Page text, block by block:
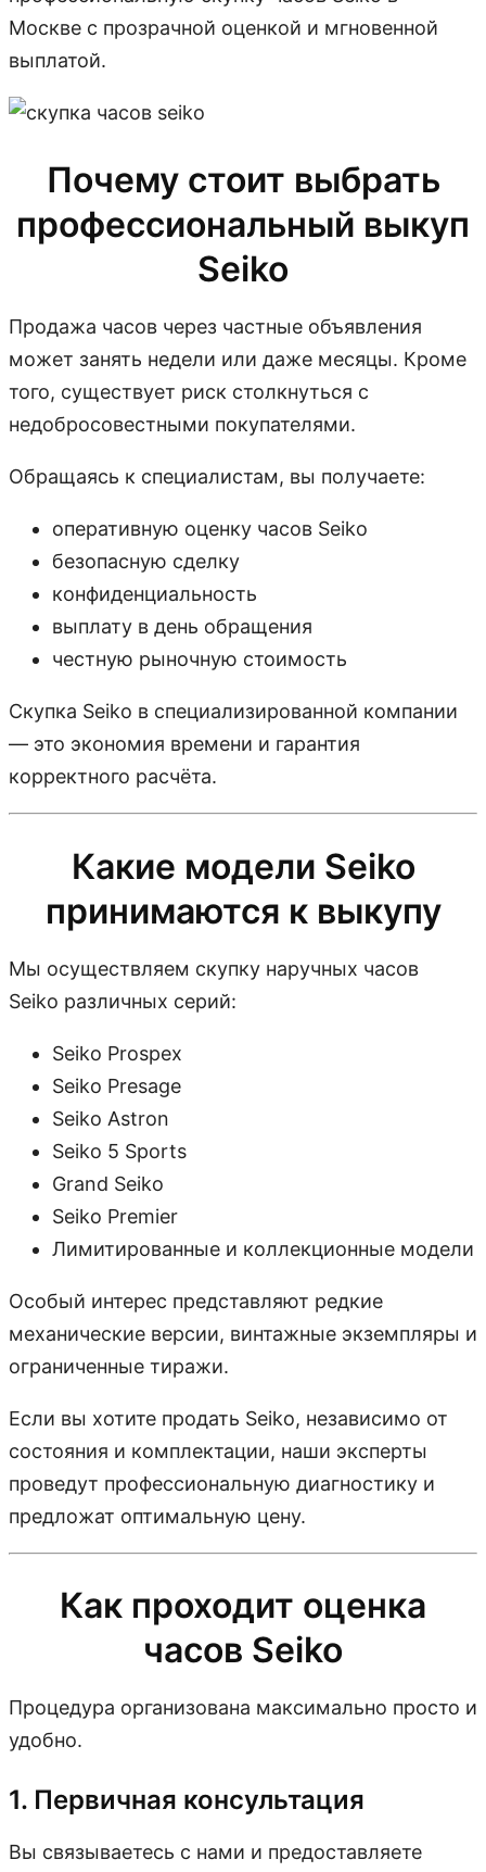
Москве с прозрачной оценкой и мгновенной
выплатой.
Почему стоит выбрать
профессиональный выкуп
Seiko
Продажа часов через частные объявления
может занять недели или даже месяцы. Кроме
того, существует риск столкнуться с
недобросовестными покупателями.
Обращаясь к специалистам, вы получаете:
оперативную оценку часов Seiko
безопасную сделку
конфиденциальность
выплату в день обращения
честную рыночную стоимость
Скупка Seiko в специализированной компании
— это экономия времени и гарантия
корректного расчёта.
Какие модели Seiko
принимаются к выкупу
Мы осуществляем скупку наручных часов
Seiko различных серий:
Seiko Prospex
Seiko Presage
Seiko Astron
Seiko 5 Sports
Grand Seiko
Seiko Premier
Лимитированные и коллекционные модели
Особый интерес представляют редкие
механические версии, винтажные экземпляры и
ограниченные тиражи.
Если вы хотите продать Seiko, независимо от
состояния и комплектации, наши эксперты
проведут профессиональную диагностику и
предложат оптимальную цену.
Как проходит оценка
часов Seiko
Процедура организована максимально просто и
удобно.
1. Первичная консультация
Вы связываетесь с нами и предоставляете